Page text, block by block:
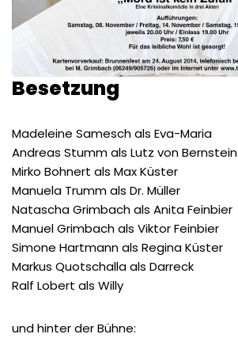
Besetzung
Madeleine Samesch als Eva-Maria
Andreas Stumm als Lutz von Bernstein
Mirko Bohnert als Max Küster
Manuela Trumm als Dr. Müller
Natascha Grimbach als Anita Feinbier
Manuel Grimbach als Viktor Feinbier
Simone Hartmann als Regina Küster
Markus Quotschalla als Darreck
Ralf Lobert als Willy
und hinter der Bühne: